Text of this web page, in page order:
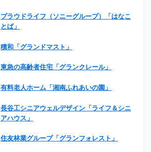
プラウドライフ（ソニーグループ）「はなこ
とば」
積和「グランドマスト」
東急の高齢者住宅「グランクレール」
有料老人ホーム「湘南ふれあいの園」
長谷工シニアウェルデザイン「ライフ＆シニ
アハウス」
住友林業グループ「グランフォレスト」